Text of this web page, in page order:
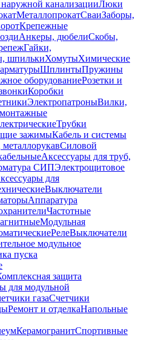
канализацииЛюки
МеталлопрокатСваиЗаборы,
Крепежные
Анкеры, дюбелиСкобы,
Гайки,
шпилькиХомутыХимические
ШплинтыПружины
оборудованиеРозетки и
Коробки
ЭлектропатроныВилки,
Трубки
зажимыКабель и системы
Силовой
Аксессуары для труб,
СИПЭлектрощитовое
для
Выключатели
Аппаратура
Частотные
Модульная
РелеВыключатели
модульное
пуска
защита
для модульной
газаСчетчики
Ремонт и отделкаНапольные
КерамогранитСпортивные